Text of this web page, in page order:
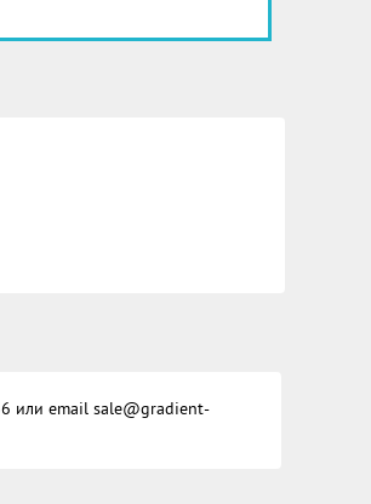
или email sale@gradient-